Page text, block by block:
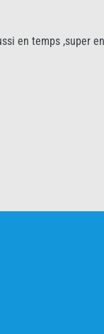
entreprise